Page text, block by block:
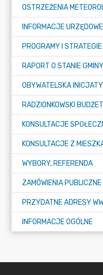
INFORMACJE URZĘDOWE
PROGRAMY I STRATEGIE
RAPORT O STANIE
KONSULTACJE Z
WYBORY, REFERENDA
ZAMÓWIENIA PUBLICZNE
PRZYDATNE ADRESY
INFORMACJE OGÓLNE